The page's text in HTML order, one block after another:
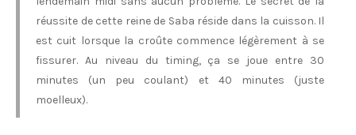
réussite de cette reine de Saba réside dans la cuisson. Il
est cuit lorsque la croûte commence légèrement à se
fissurer. Au niveau du timing, ça se joue entre 30
minutes (un peu coulant) et 40 minutes (juste
moelleux).